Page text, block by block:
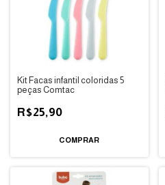
Kit Facas infantil coloridas 5
peças Comtac
R$25,90